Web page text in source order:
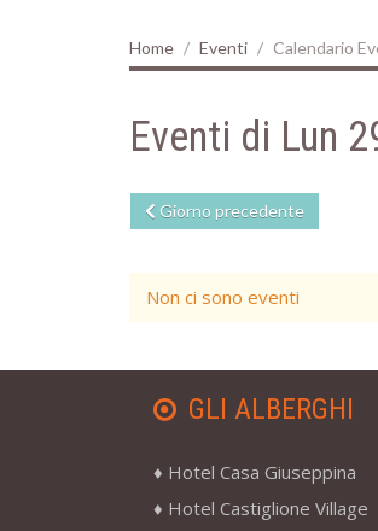
Home Eventi Calendario
Eventi di Lun
Giorno precedente
Non ci sono eventi
GLI ALBERGHI
Hotel Casa Giuseppina
Hotel Castiglione Village